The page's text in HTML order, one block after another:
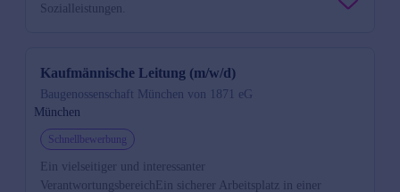
Sozialleistungen.
Kaufmännische Leitung (m/w/d)
Baugenossenschaft München von 1871 eG
München
Schnellbewerbung
Ein vielseitiger und interessanter
VerantwortungsbereichEin sicherer Arbeitsplatz in einer